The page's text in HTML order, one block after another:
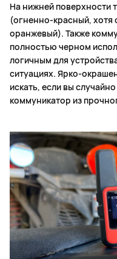
На нижней поверхности
(огненно-красный,
оранжевый). Также
полностью черном
логичным для
ситуациях. Ярко-
искать, если вы
коммуникатор из